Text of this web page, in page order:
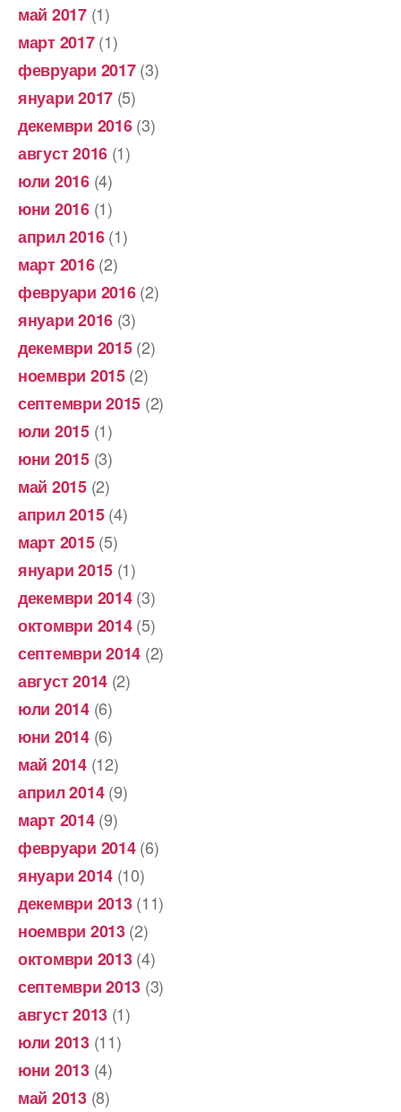
май 2017(1)
март 2017(1)
февруари 2017(3)
януари 2017 (5)
декември 2016(3)
август 2016 (1)
юли 2016(4)
юни 2016(1)
април 2016(1)
март 2016(2)
февруари 2016(2)
януари 2016 (3)
декември 2015(2)
ноември 2015(2)
септември 2015 (2)
юли 2015(1)
юни 2015(3)
май 2015(2)
април 2015(4)
март 2015(5)
януари 2015 (1)
декември 2014(3)
октомври 2014(5)
септември 2014 (2)
август 2014 (2)
юли 2014(6)
юни 2014(6)
май 2014(12)
април 2014(9)
март 2014(9)
февруари 2014(6)
януари 2014 (10)
декември 2013(11)
ноември 2013(2)
октомври 2013(4)
септември 2013 (3)
август 2013 (1)
юли 2013(11)
юни 2013(4)
май 2013(8)